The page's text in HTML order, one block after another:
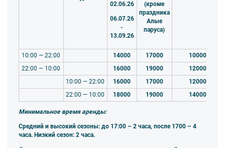
02.06.26
06.07.26
-
13.09.26
(кроме
праздника
Алые
паруса)
10:00 — 22:00 14000 17000
10000
22:00 — 10:00
16000 19000
12000
10:00 — 22:00
16000 17000
12000
22:00 — 10:00
18000 19000 14000
Минимальное время аренды:
Средний и высокий сезоны: до 17:00 – 2 часа, после 1700 – 4
часа. Низкий сезон: 2 часа.